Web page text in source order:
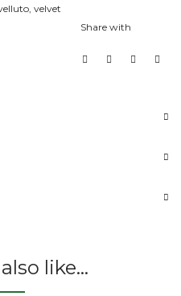
, velvet
Share with
like…